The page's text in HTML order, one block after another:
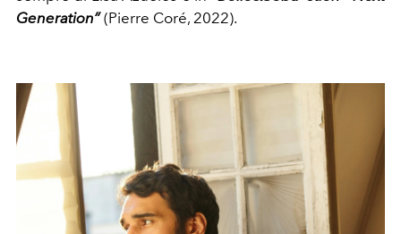
Generation”(Pierre Coré, 2022).